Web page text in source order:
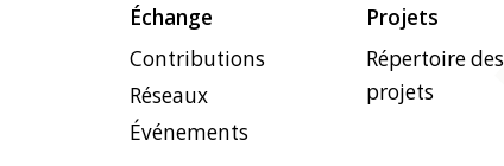
Échange
Contributions
Réseaux
Événements
Projets
Répertoire des
projets